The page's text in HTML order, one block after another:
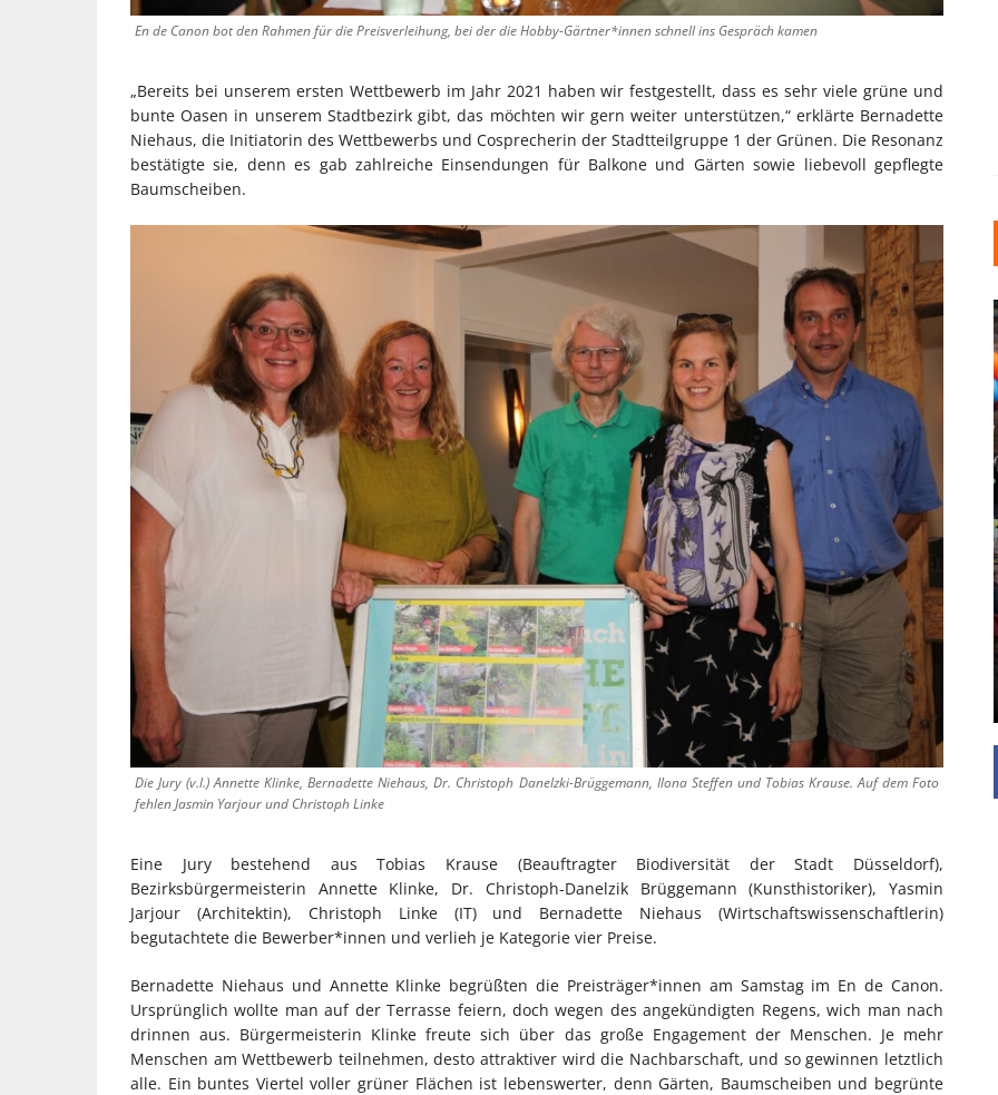
En de Canon bot den Rahmen für die Preisverleihung, bei der die Hobby-Gärtner*innen schnell ins Gespräch kamen
„Bereits bei unserem ersten Wettbewerb im Jahr 2021 haben wir festgestellt, dass es sehr viele grüne und
bunte Oasen in unserem Stadtbezirk gibt, das möchten wir gern weiter unterstützen,“ erklärte Bernadette
Niehaus, die Initiatorin des Wettbewerbs und Cosprecherin der Stadtteilgruppe 1 der Grünen. Die Resonanz
bestätigte sie, denn es gab zahlreiche Einsendungen für Balkone und Gärten sowie liebevoll gepflegte
Baumscheiben.
Die Jury (v.l.) Annette Klinke, Bernadette Niehaus, Dr. Christoph Danelzki-Brüggemann, Ilona Steffen und Tobias Krause. Auf dem Foto
fehlen Jasmin Yarjour und Christoph Linke
Eine Jury bestehend aus Tobias Krause (Beauftragter Biodiversität der Stadt Düsseldorf),
Bezirksbürgermeisterin Annette Klinke, Dr. Christoph-Danelzik Brüggemann (Kunsthistoriker), Yasmin
Jarjour (Architektin), Christoph Linke (IT) und Bernadette Niehaus (Wirtschaftswissenschaftlerin)
begutachtete die Bewerber*innen und verlieh je Kategorie vier Preise.
Bernadette Niehaus und Annette Klinke begrüßten die Preisträger*innen am Samstag im En de Canon.
Ursprünglich wollte man auf der Terrasse feiern, doch wegen des angekündigten Regens, wich man nach
drinnen aus. Bürgermeisterin Klinke freute sich über das große Engagement der Menschen. Je mehr
Menschen am Wettbewerb teilnehmen, desto attraktiver wird die Nachbarschaft, und so gewinnen letztlich
alle. Ein buntes Viertel voller grüner Flächen ist lebenswerter, denn Gärten, Baumscheiben und begrünte
INDUSTRIELLER CHIC: WIE
KUNSTSTOFFFENSTER DEN
LOFT-STIL IN IHREM
EINFAMILIENHAUS
UNTERSTÜTZEN
Die Inspiration des industriellen Chics sind die
Werkshallen des Industriezeitalters. Die Basis für
diesen Stil sind große Räume, schlicht gehalten
mit rustikalen Elementen und großen
Fensterflächen. Wie so vieles wurde ...